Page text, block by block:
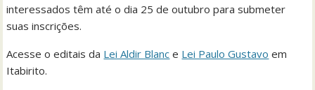
interessados têm até o dia 25 de outubro para submeter
suas inscrições.
Acesse o editais da Lei Aldir Blanc e Lei Paulo Gustavo em
Itabirito.